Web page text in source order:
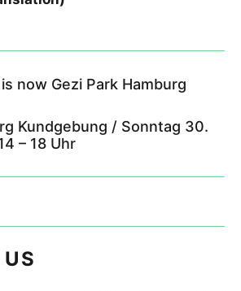
now Gezi Park Hamburg
Kundgebung / Sonntag 30.
– 18 Uhr